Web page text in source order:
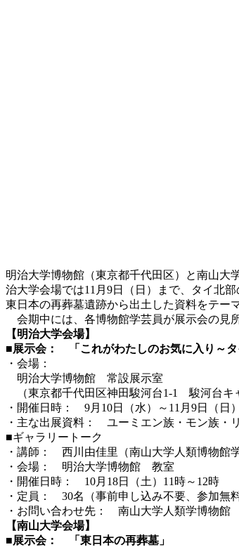
明治大学博物館（東京都千代田区）と南山大
治大学会場では11月9日（日）まで、タイ北
東日本の再葬墓遺跡から出土した資料をテー
会期中には、各博物館学芸員が展示会の見
【明治大学会場】
■展示会： 「これがわたしのお気に入り～タ
・会場：
明治大学博物館 常設展示室
（東京都千代田区神田駿河台1-1 駿河台キ
・開催日時： 9月10日（水）～11月9日（
・主な出展資料： ユーミエン族・モン族・
■ギャラリートーク
・講師： 西川由佳里（南山大学人類博物館学
・会場： 明治大学博物館 教室
・開催日時： 10月18日（土）11時～12時
・定員： 30名（事前申し込み不要、参加無料
・お問い合わせ先： 南山大学人類学博物館
【南山大学会場】
■展示会： 「東日本の再葬墓」